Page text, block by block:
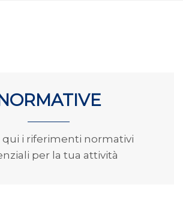
qui i riferimenti normativi
per la tua attività